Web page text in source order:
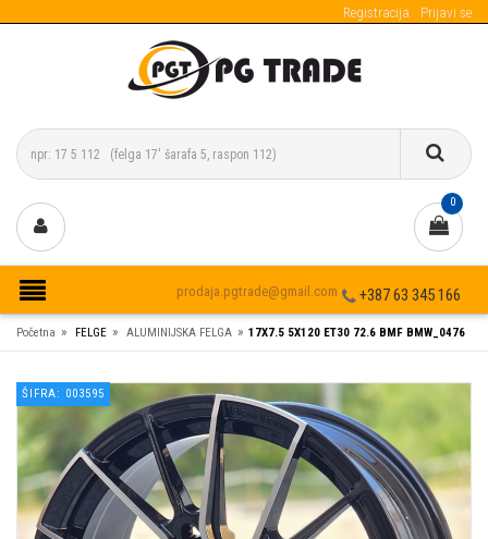
Registracija Prijavi se
0
+387 63 345 166
prodaja.pgtrade@gmail.com
Početna » FELGE » ALUMINIJSKA FELGA » 17X7.5 5X120 ET30 72.6 BMF BMW_0476
ŠIFRA: 003595